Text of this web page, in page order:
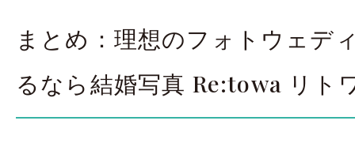
まとめ：理想のフォトウェデ
るなら結婚写真 Re:towa リト